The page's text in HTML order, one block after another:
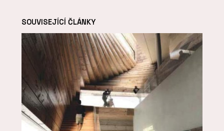
SOUVISEJÍCÍ ČLÁNKY